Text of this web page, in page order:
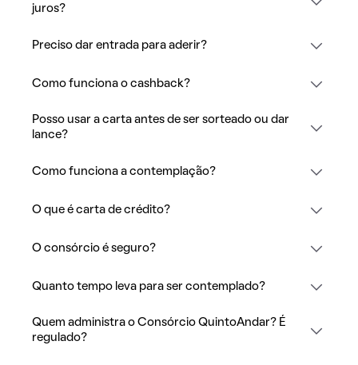
juros?
Preciso dar entrada para aderir?
Como funciona o cashback?
Posso usar a carta antes de ser sorteado ou dar
lance?
Como funciona a contemplação?
O que é carta de crédito?
O consórcio é seguro?
Quanto tempo leva para ser contemplado?
Quem administra o Consórcio QuintoAndar? É
regulado?